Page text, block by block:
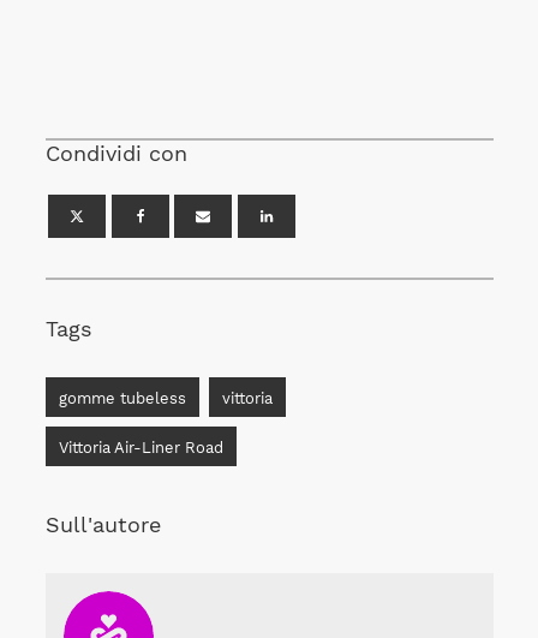
Condividi con
Tags
gomme tubeless vittoria
Vittoria Air-Liner Road
Sull'autore